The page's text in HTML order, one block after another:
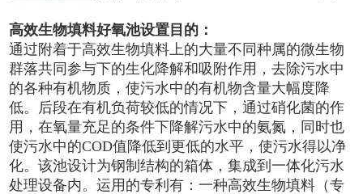
高效生物填料好氧池设置目的：
通过附着于高效生物填料上的大量不同种属的微生物
群落共同参与下的生化降解和吸附作用，去除污水中
的各种有机物质，使污水中的有机物含量大幅度降
低。后段在有机负荷较低的情况下，通过硝化菌的作
用，在氧量充足的条件下降解污水中的氨氮，同时也
使污水中的COD值降低到更低的水平，使污水得以净
化。该池设计为钢制结构的箱体，集成到一体化污水
处理设备内。运用的专利有：一种高效生物填料（专